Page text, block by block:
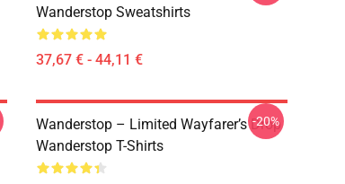
Wanderstop Sweatshirts
37,67 € - 44,11 €
Wanderstop – Limited Wayfarer’s Drop
Wanderstop T-Shirts
-20%